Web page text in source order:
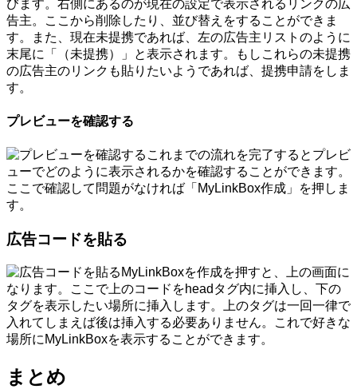
びます。右側にあるのが現在の設定で表示されるリンクの広
告主。ここから削除したり、並び替えをすることができま
す。また、現在未提携であれば、左の広告主リストのように
末尾に「（未提携）」と表示されます。もしこれらの未提携
の広告主のリンクも貼りたいようであれば、提携申請をしま
す。
プレビューを確認する
これまでの流れを完了するとプレビ
ューでどのように表示されるかを確認することができます。
ここで確認して問題がなければ「MyLinkBox作成」を押しま
す。
広告コードを貼る
MyLinkBoxを作成を押すと、上の画面に
なります。ここで上のコードをheadタグ内に挿入し、下の
タグを表示したい場所に挿入します。上のタグは一回一律で
入れてしまえば後は挿入する必要ありません。これで好きな
場所にMyLinkBoxを表示することができます。
まとめ